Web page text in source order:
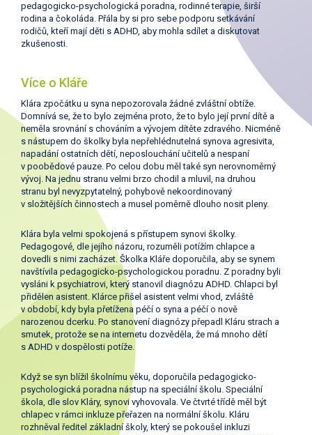
pedagogicko-psychologická poradna, rodinné terapie, širší
rodina a čokoláda. Přála by si pro sebe podporu setkávání
rodičů, kteří mají děti s ADHD, aby mohla sdílet a diskutovat
zkušenosti.
Více o Kláře
Klára zpočátku u syna nepozorovala žádné zvláštní obtíže.
Domnívá se, že to bylo zejména proto, že to bylo její první dítě a
neměla srovnání s chováním a vývojem dítěte zdravého. Nicméně
s nástupem do školky byla nepřehlédnutelná synova agresivita,
napadání ostatních dětí, neposlouchání učitelů a nespaní
v poobědové pauze. Po celou dobu měl také syn nerovnoměrný
vývoj. Na jednu stranu velmi brzo chodil a mluvil, na druhou
stranu byl nevyzpytatelný, pohybově nekoordinovaný
v složitějších činnostech a musel poměrně dlouho nosit pleny.
Klára byla velmi spokojená s přístupem synovi školky.
Pedagogové, dle jejího názoru, rozuměli potížím chlapce a
dovedli s nimi zacházet. Školka Kláře doporučila, aby se synem
navštívila pedagogicko-psychologickou poradnu. Z poradny byli
vysláni k psychiatrovi, který stanovil diagnózu ADHD. Chlapci byl
přidělen asistent. Klárce přišel asistent velmi vhod, zvláště
v období, kdy byla přetížena péčí o syna a péčí o nově
narozenou dcerku. Po stanovení diagnózy přepadl Kláru strach a
smutek, protože se na internetu dozvěděla, že má mnoho dětí
s ADHD v dospělosti potíže.
Když se syn blížil školnímu věku, doporučila pedagogicko-
psychologická poradna nástup na speciální školu. Speciální
škola, dle slov Kláry, synovi vyhovovala. Ve čtvrté třídě měl být
chlapec v rámci inkluze přeřazen na normální školu. Kláru
rozhněval ředitel základní školy, který se pokoušel inkluzi